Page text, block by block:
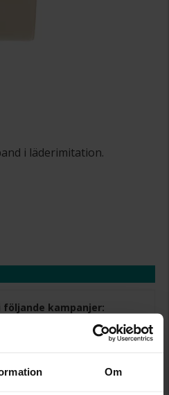
Om
i läderimitation.
kampanjer:
Gäller på ordinarie priser och